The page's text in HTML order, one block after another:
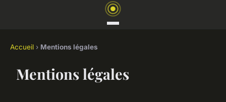
Accueil › Mentions légales
Mentions légales